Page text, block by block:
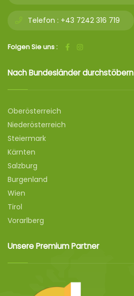
Telefon : +43 7242 316 719
Folgen Sie uns :
Nach Bundesländer durchstöbern
Oberösterreich
Niederösterreich
Steiermark
Kärnten
Salzburg
Burgenland
Wien
Tirol
Vorarlberg
Unsere Premium Partner